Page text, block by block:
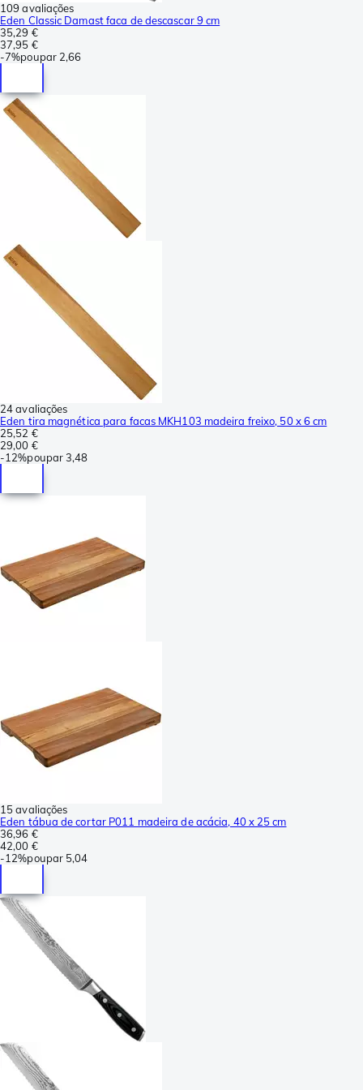
109 avaliações
Eden Classic Damast faca de descascar 9 cm
35,29 €
37,95 €
-7%poupar 2,66
24 avaliações
Eden tira magnética para facas MKH103 madeira freixo, 50 x 6 cm
25,52 €
29,00 €
-12%poupar3,48
15 avaliações
Eden tábua de cortar P011 madeira de acácia, 40 x 25 cm
36,96 €
42,00 €
-12%poupar 5,04